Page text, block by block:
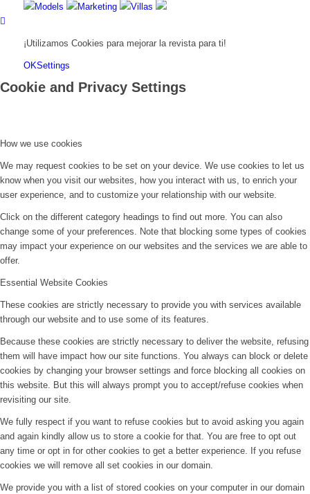
Models Marketing Villas
¡Utilizamos Cookies para mejorar la revista para ti!
OKSettings
Cookie and Privacy Settings
How we use cookies
We may request cookies to be set on your device. We use cookies to let us
know when you visit our websites, how you interact with us, to enrich your
user experience, and to customize your relationship with our website.
Click on the different category headings to find out more. You can also
change some of your preferences. Note that blocking some types of cookies
may impact your experience on our websites and the services we are able to
offer.
Essential Website Cookies
These cookies are strictly necessary to provide you with services available
through our website and to use some of its features.
Because these cookies are strictly necessary to deliver the website, refusing
them will have impact how our site functions. You always can block or delete
cookies by changing your browser settings and force blocking all cookies on
this website. But this will always prompt you to accept/refuse cookies when
revisiting our site.
We fully respect if you want to refuse cookies but to avoid asking you again
and again kindly allow us to store a cookie for that. You are free to opt out
any time or opt in for other cookies to get a better experience. If you refuse
cookies we will remove all set cookies in our domain.
We provide you with a list of stored cookies on your computer in our domain